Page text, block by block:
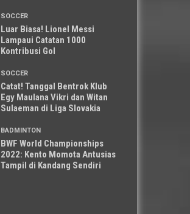
SOCCER
Luar Biasa! Lionel Messi
Lampaui Catatan 1000
Kontribusi Gol
SOCCER
Catat! Tanggal Bentrok Klub
Egy Maulana Vikri dan Witan
Sulaeman di Liga Slovakia
BADMINTON
BWF World Championships
2022: Kento Momota Antusias
Tampil di Kandang Sendiri